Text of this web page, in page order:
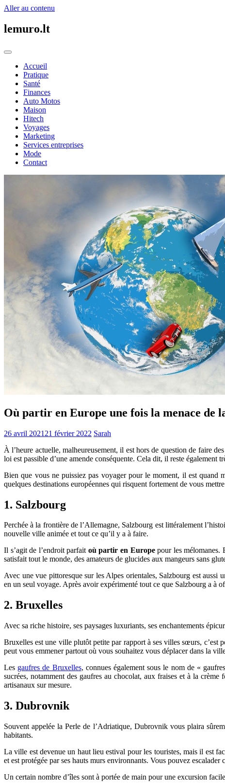
Aller au contenu
lemuro.lt
Accueil
Pratique
Santé
Finances
Auto Motos
Maison
Hitech
Voyages
Marketing
Services entreprises
Mode
Contact
Où partir en Europe une fois la menace de
26 avril 2021 21 février 2022 Sarah
À l’heure actuelle, malheureusement, il est hors de question de faire
loi est passible d’une amende conséquente. Cela dit, il reste également
Bien que vous ne puissiez pas voyager pour le moment, il est quand
quelques destinations européennes qui risquent fortement de vous
1. Salzbourg
Perchée à la frontière de l’Allemagne, Salzbourg est littéralement
nouvelle ville animée et tout ce qu’il y a à faire.
Il s’agit de l’endroit parfait où partir en Europepour les mélomanes.
satisfait tout le monde, des amateurs de glucides aux mangeurs sans
Avec une vue pittoresque sur les Alpes orientales, Salzbourg est aussi
en un seul voyage. Après avoir expérimenté tout ce que Salzbourg a à
2. Bruxelles
Avec sa riche histoire, ses paysages luxuriants, ses enchantements
Bruxelles est une ville plutôt petite par rapport à ses villes sœurs, c’est
peut vous emmener partout où vous souhaitez vous déplacer dans la
Les gaufres de Bruxelles, connues également sous le nom de «
sucrées, notamment des gaufres au chocolat, aux fraises et à la
artisanaux sur mesure.
3. Dubrovnik
Souvent appelée la Perle de l’Adriatique, Dubrovnik vous plaira
habitants.
La ville est devenue un haut lieu estival pour les touristes, mais il est
et est protégée par ses hauts murs environnants. Vous pouvez
Un certain nombre d’îles sont à portée de main pour une excursion